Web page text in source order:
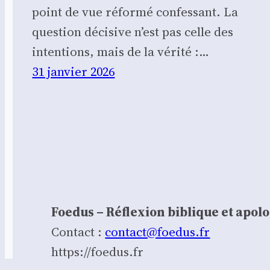
point de vue réformé confessant. La
question décisive n’est pas celle des
intentions, mais de la vérité :…
31 janvier 2026
Foedus – Réflexion biblique et
Contact : contact@foedus.fr
https://foedus.fr⁠